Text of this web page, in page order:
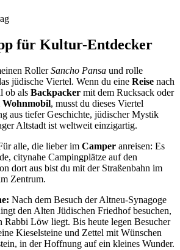
für Kultur-Entdecker
RollerSancho Pansa und rolle
jüdische Viertel. Wenn du eine Reise nach
ob als Backpacker mit dem Rucksack oder
Wohnmobil, musst du dieses Viertel
aus tiefer Geschichte, jüdischer Mystik
Altstadt ist weltweit einzigartig.
alle, die lieber im Camper anreisen: Es
citynahe Campingplätze auf den
dort aus bist du mit der Straßenbahn im
Zentrum.
Nach dem Besuch der Altneu-Synagoge
den Alten Jüdischen Friedhof besuchen,
Rabbi Löw liegt. Bis heute legen Besucher
Kieselsteine und Zettel mit Wünschen
in der Hoffnung auf ein kleines Wunder.